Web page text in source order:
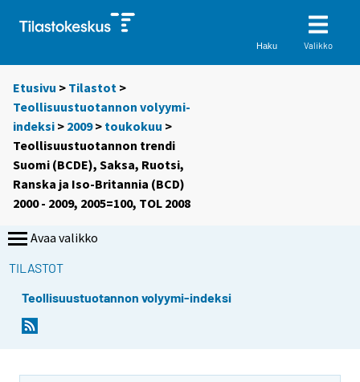
Haku Valikko
Etusivu > Tilastot >
Teollisuustuotannon volyymi-
indeksi > 2009> toukokuu >
Teollisuustuotannon trendi
Suomi (BCDE), Saksa, Ruotsi,
Ranska ja Iso-Britannia (BCD)
2000 - 2009, 2005=100, TOL 2008
Avaa valikko
TILASTOT
Teollisuustuotannon volyymi-indeksi